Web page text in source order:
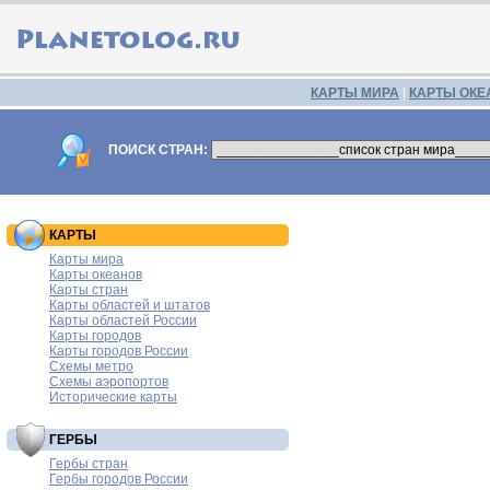
КАРТЫ МИРА КАРТЫ
ПОИСК СТРАН:
КАРТЫ
Карты мира
Карты океанов
Карты стран
Карты областей и штатов
Карты областей России
Карты городов
Карты городов России
Схемы метро
Схемы аэропортов
Исторические карты
ГЕРБЫ
Гербы стран
Гербы городов России